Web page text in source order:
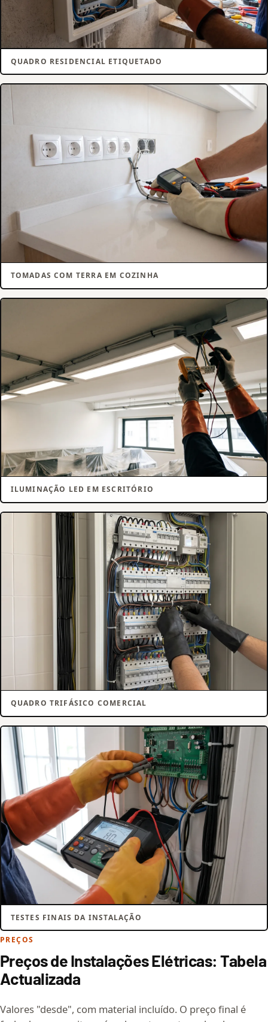
QUADRO RESIDENCIAL ETIQUETADO
TOMADAS COM TERRA EM COZINHA
ILUMINAÇÃO LED EM ESCRITÓRIO
QUADRO TRIFÁSICO COMERCIAL
TESTES FINAIS DA INSTALAÇÃO
PREÇOS
Preços de Instalações Elétricas: Tabela
Actualizada
Valores "desde", com material incluído. O preço final é